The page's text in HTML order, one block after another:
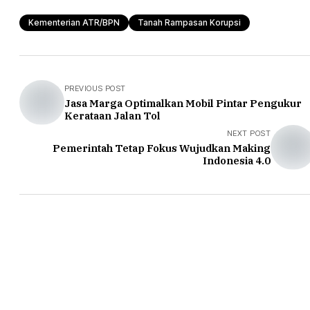
Kementerian ATR/BPN Tanah Rampasan Korupsi
PREVIOUS POST
Jasa Marga Optimalkan Mobil Pintar Pengukur
Kerataan Jalan Tol
NEXT POST
Pemerintah Tetap Fokus Wujudkan Making
Indonesia 4.0